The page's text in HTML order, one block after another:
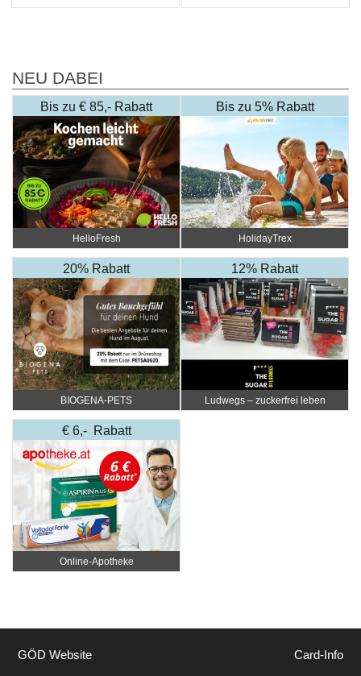
NEU DABEI
Bis zu € 85,- Rabatt
HelloFresh
Bis zu 5% Rabatt
HolidayTrex
20% Rabatt
BIOGENA-PETS
12% Rabatt
Ludwegs – zuckerfrei leben
€ 6,- Rabatt
Online‑Apotheke
GÖD Website Card-Info